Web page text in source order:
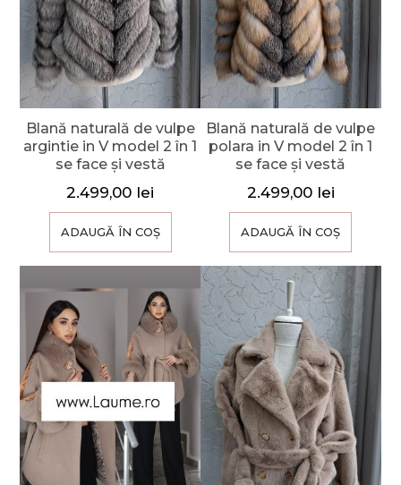
Blană naturală de vulpe
argintie in V model 2 în 1
se face și vestă
2.499,00 lei
ADAUGĂ ÎN COȘ
Blană naturală de vulpe
polara in V model 2 în 1
se face și vestă
2.499,00 lei
ADAUGĂ ÎN COȘ